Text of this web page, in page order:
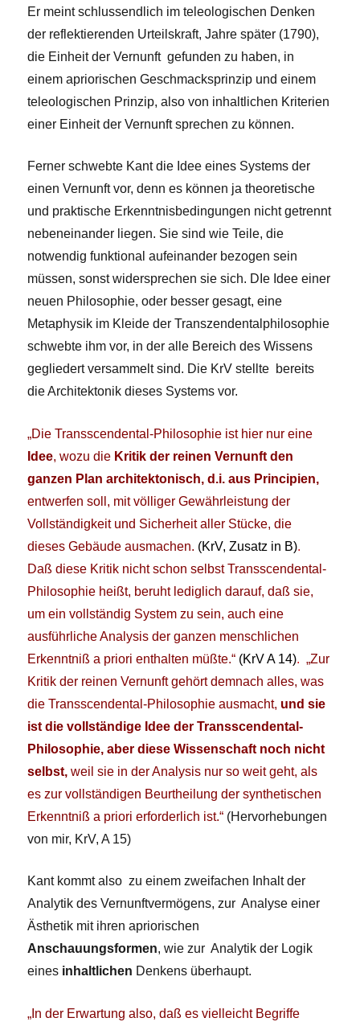
Er meint schlussendlich im teleologischen Denken
der reflektierenden Urteilskraft, Jahre später (1790),
die Einheit der Vernunft gefunden zu haben, in
einem apriorischen Geschmacksprinzip und einem
teleologischen Prinzip, also von inhaltlichen Kriterien
einer Einheit der Vernunft sprechen zu können.
Ferner schwebte Kant die Idee eines Systems der
einen Vernunft vor, denn es können ja theoretische
und praktische Erkenntnisbedingungen nicht getrennt
nebeneinander liegen. Sie sind wie Teile, die
notwendig funktional aufeinander bezogen sein
müssen, sonst widersprechen sie sich. DIe Idee einer
neuen Philosophie, oder besser gesagt, eine
Metaphysik im Kleide der Transzendentalphilosophie
schwebte ihm vor, in der alle Bereich des Wissens
gegliedert versammelt sind. Die KrV stellte bereits
die Architektonik dieses Systems vor.
„Die Transscendental-Philosophie ist hier nur eine
Idee, wozu die Kritik der reinen Vernunft den
ganzen Plan architektonisch, d.i. aus Principien,
entwerfen soll, mit völliger Gewährleistung der
Vollständigkeit und Sicherheit aller Stücke, die
dieses Gebäude ausmachen. (KrV, Zusatz in B).
Daß diese Kritik nicht schon selbst Transscendental-
Philosophie heißt, beruht lediglich darauf, daß sie,
um ein vollständig System zu sein, auch eine
ausführliche Analysis der ganzen menschlichen
Erkenntniß a priori enthalten müßte.“ (KrV A 14). „Zur
Kritik der reinen Vernunft gehört demnach alles, was
die Transscendental-Philosophie ausmacht, und sie
ist die vollständige Idee der Transscendental-
Philosophie, aber diese Wissenschaft noch nicht
selbst, weil sie in der Analysis nur so weit geht, als
es zur vollständigen Beurtheilung der synthetischen
Erkenntniß a priori erforderlich ist.“ (Hervorhebungen
von mir, KrV, A 15)
Kant kommt also zu einem zweifachen Inhalt der
Analytik des Vernunftvermögens, zur Analyse einer
Ästhetik mit ihren apriorischen
Anschauungsformen, wie zur Analytik der Logik
eines inhaltlichen Denkens überhaupt.
„In der Erwartung also, daß es vielleicht Begriffe